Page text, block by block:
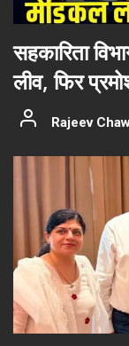
सहकारिता
लीव, फिर
Rajeev